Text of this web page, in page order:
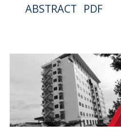
ABSTRACT PDF